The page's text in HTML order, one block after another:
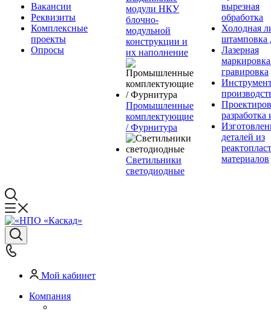
Вакансии
Реквизиты
Комплексные
проекты
Опросы
модули НКУ
блочно-
модульной
конструкции и
их наполнение
Промышленные
комплектующие
/ Фурнитура
Светильники
светодиодные
вырезная
обработка
Холодная
штамповка
Лазерная
гравировка
разработка
деталей из
материалов
Мой кабинет
Компания